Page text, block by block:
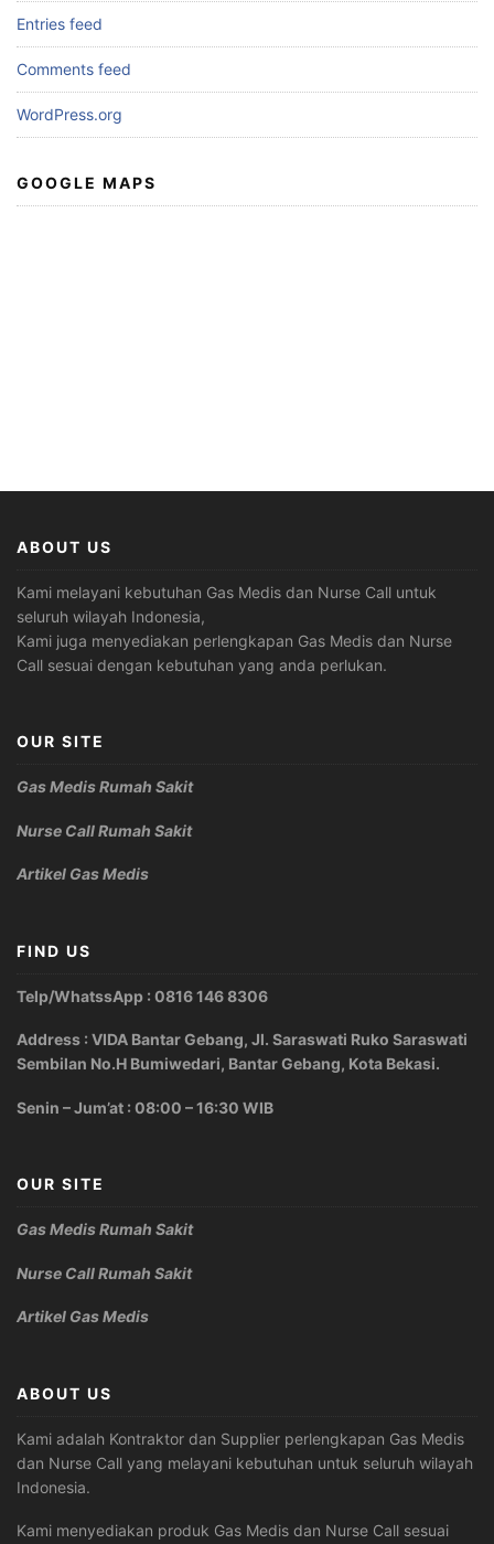
Entries feed
Comments feed
WordPress.org
GOOGLE MAPS
ABOUT US
Kami melayani kebutuhan Gas Medis dan Nurse Call untuk
seluruh wilayah Indonesia,
Kami juga menyediakan perlengkapan Gas Medis dan Nurse
Call sesuai dengan kebutuhan yang anda perlukan.
OUR SITE
Gas Medis Rumah Sakit
Nurse Call Rumah Sakit
Artikel Gas Medis
FIND US
Telp/WhatssApp : 0816 146 8306
Address : VIDA Bantar Gebang, Jl. Saraswati Ruko Saraswati
Sembilan No.H Bumiwedari, Bantar Gebang, Kota Bekasi.
Senin – Jum’at : 08:00 – 16:30 WIB
OUR SITE
Gas Medis Rumah Sakit
Nurse Call Rumah Sakit
Artikel Gas Medis
ABOUT US
Kami adalah Kontraktor dan Supplier perlengkapan Gas Medis
dan Nurse Call yang melayani kebutuhan untuk seluruh wilayah
Indonesia.
Kami menyediakan produk Gas Medis dan Nurse Call sesuai